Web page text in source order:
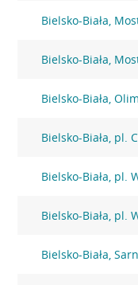
Bielsko-Biała,
Bielsko-Biała,
Bielsko-Biała,
Bielsko-Biała, pl.
Bielsko-Biała, pl.
Bielsko-Biała, pl.
Bielsko-Biała,